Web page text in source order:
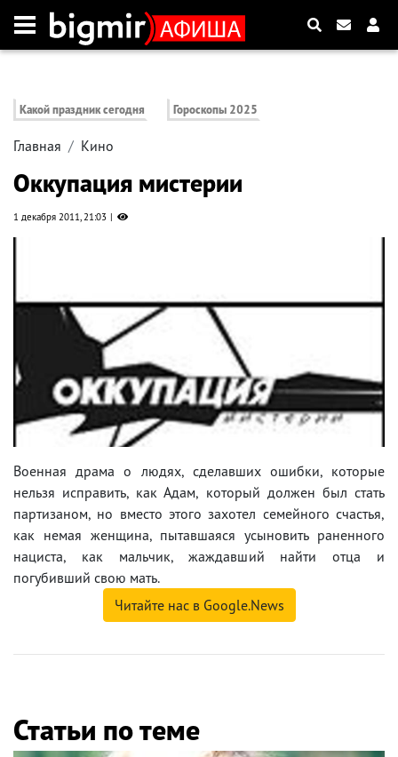
Какой праздник сегодня Гороскопы 2025
Главная Кино
Оккупация мистерии
1 декабря 2011, 21:03
Военная драма о людях, сделавших ошибки, которые
нельзя исправить, как Адам, который должен был стать
партизаном, но вместо этого захотел семейного счастья,
как немая женщина, пытавшаяся усыновить раненного
нациста, как мальчик, жаждавший найти отца и
погубивший свою мать.
Читайте нас в Google.News
Статьи по теме